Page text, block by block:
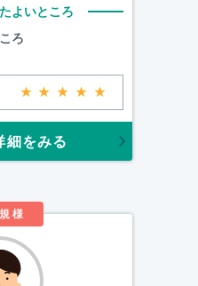
よいところ
ろ
★★★★★
細をみる
様